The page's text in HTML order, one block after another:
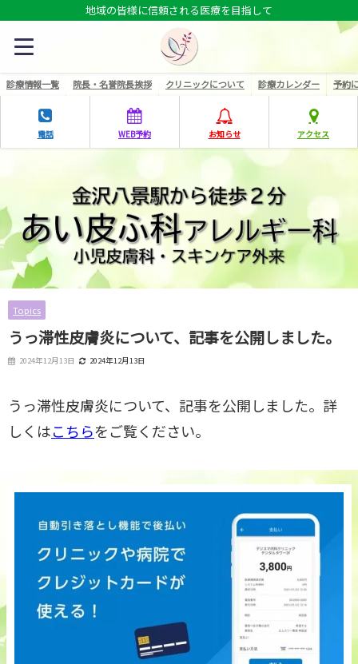
地域の皆様に信頼される医療を目指して
診療情報一覧 院長・名誉院長挨拶 クリニックについて 診療カレンダー 予約
電話 WEB予約 お知らせ アクセス
Topics
うっ滞性皮膚炎について、記事を公開しました。
2024年12月13日 2024年12月13日
うっ滞性皮膚炎について、記事を公開しました。詳
しくはこちらをご覧ください。